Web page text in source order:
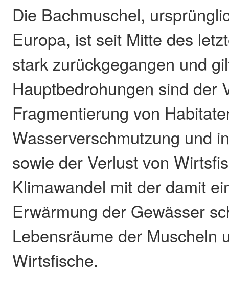
Die Bachmuschel,
Europa, ist seit Mitte des
stark zurückgegangen und
Hauptbedrohungen sind der
Fragmentierung von
Wasserverschmutzung und
sowie der Verlust von
Klimawandel mit der damit
Erwärmung der Gewässer
Lebensräume der Muscheln
Wirtsfische.